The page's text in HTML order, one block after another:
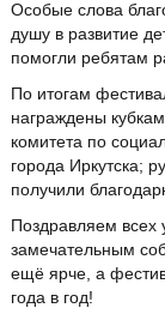
Особые слова
душу в развитие
помогли ребятам
По итогам
награждены
комитета по
города Иркутска;
получили
Поздравляем всех
замечательным
ещё ярче, а
года в год!